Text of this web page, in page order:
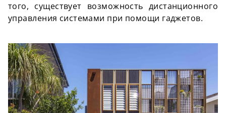
того, существует возможность дистанционного
управления системами при помощи гаджетов.